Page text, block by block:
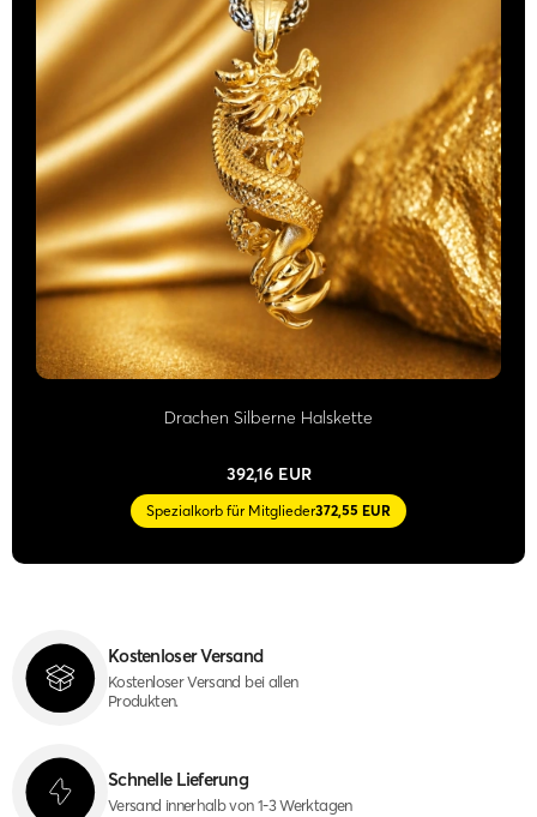
Drachen Silberne Halskette
392,16 EUR
Spezialkorb für Mitglieder372,55 EUR
Kostenloser Versand
Kostenloser Versand bei allen
Produkten.
Schnelle Lieferung
Versand innerhalb von 1-3 Werktagen